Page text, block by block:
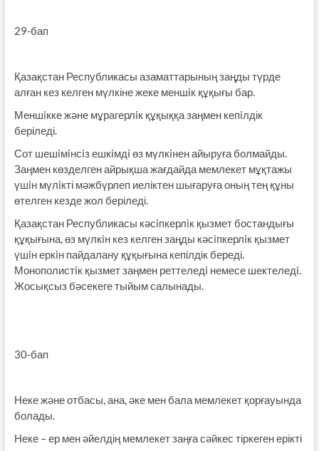
29-бап
Қазақстан Республикасы азаматтарының заңды түрде
алған кез келген мүлкіне жеке меншiк құқығы бар.
Меншiкке және мұрагерлiк құқыққа заңмен кепiлдік
беріледі.
Сот шешiмiнсiз ешкiмдi өз мүлкiнен айыруға болмайды.
Заңмен көзделген айрықша жағдайда мемлекет мұқтажы
үшiн мүлiкті мәжбүрлеп иеліктен шығаруға оның тең құны
өтелген кезде жол беріледі.
Қазақстан Республикасы кәсiпкерлiк қызмет бостандығы
құқығына, өз мүлкiн кез келген заңды кәсiпкерлiк қызмет
үшiн еркiн пайдалану құқығына кепілдік береді.
Монополистiк қызмет заңмен реттеледi немесе шектеледi.
Жосықсыз бәсекеге тыйым салынады.
30-бап
Неке және отбасы, ана, әке мен бала мемлекет қорғауында
болады.
Неке – ер мен әйелдің мемлекет заңға сәйкес тіркеген ерікті